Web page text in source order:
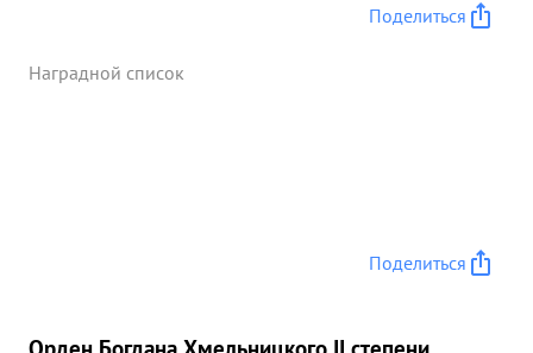
Поделиться
Наградной список
Поделиться